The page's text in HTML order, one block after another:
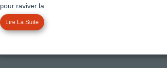
pour raviver la...
Lire La Suite